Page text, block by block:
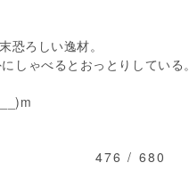
恐ろしい逸材。
しゃべるとおっとりしている。
476 / 680